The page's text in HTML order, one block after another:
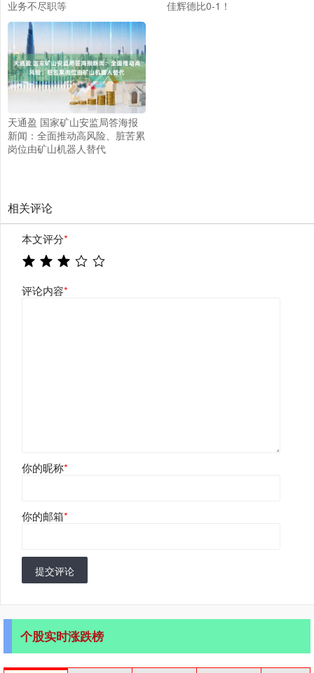
业务不尽职等
佳辉德比0-1！
天通盈 国家矿山安监局答海报
新闻：全面推动高风险、脏苦累
岗位由矿山机器人替代
相关评论
本文评分*
评论内容*
你的昵称*
你的邮箱*
提交评论
个股实时涨跌榜